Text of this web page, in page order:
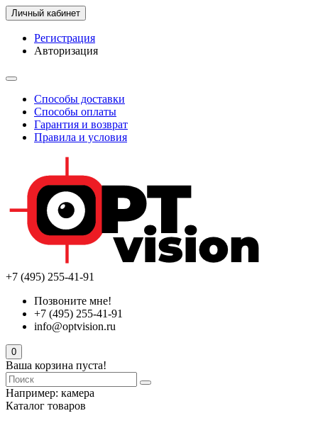
Личный кабинет
Регистрация
Авторизация
Способы доставки
Способы оплаты
Гарантия и возврат
Правила и условия
+7 (495) 255-41-91
Позвоните мне!
+7 (495) 255-41-91
info@optvision.ru
0
Ваша корзина пуста!
Например: камера
Каталог товаров